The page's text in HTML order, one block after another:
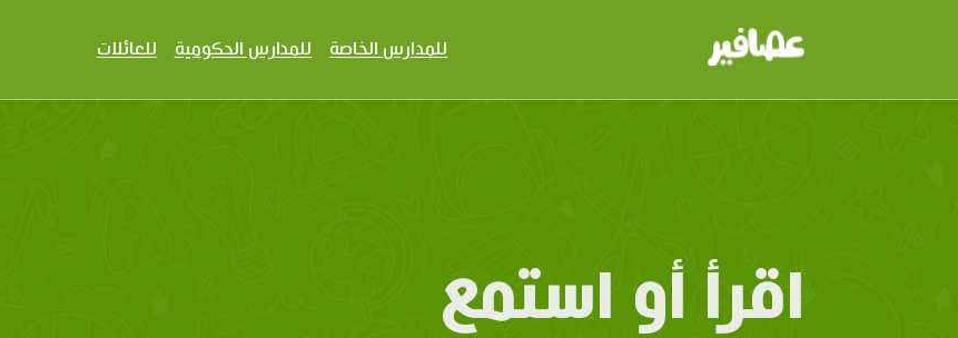
للمدارس الخاصة للمدارس الحكومية للعائلات
اقرأ أو استمع